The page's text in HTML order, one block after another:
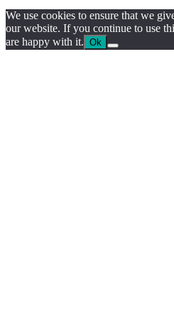
We use cookies to ensure that we
our website. If you continue to use
are happy with it. Ok